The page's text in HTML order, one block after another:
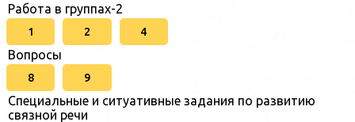
Работа в группах-2
1 2 4
Вопросы
8 9
Специальные и ситуативные задания по развитию
связной речи